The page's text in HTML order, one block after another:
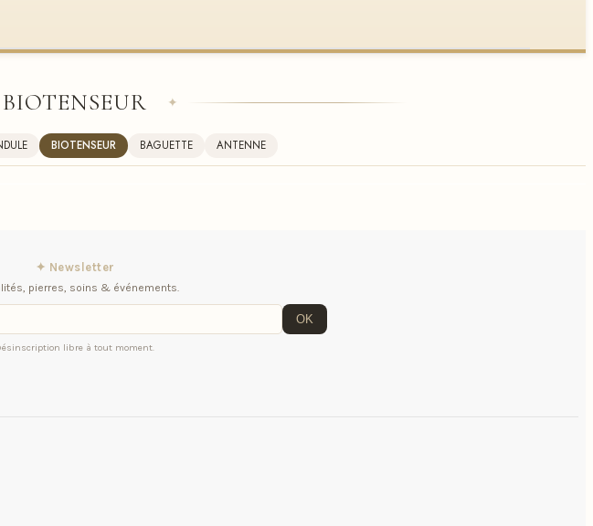
BIOTENSEUR ✦
BIOTENSEUR BAGUETTE ANTENNE
✦ Newsletter
pierres, soins & événements.
OK
libre à tout moment.